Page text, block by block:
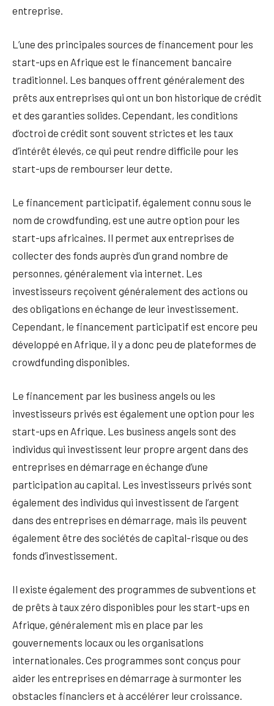
entreprise.
L’une des principales sources de financement pour les
start-ups en Afrique est le financement bancaire
traditionnel. Les banques offrent généralement des
prêts aux entreprises qui ont un bon historique de crédit
et des garanties solides. Cependant, les conditions
d’octroi de crédit sont souvent strictes et les taux
d’intérêt élevés, ce qui peut rendre difficile pour les
start-ups de rembourser leur dette.
Le financement participatif, également connu sous le
nom de crowdfunding, est une autre option pour les
start-ups africaines. Il permet aux entreprises de
collecter des fonds auprès d’un grand nombre de
personnes, généralement via internet. Les
investisseurs reçoivent généralement des actions ou
des obligations en échange de leur investissement.
Cependant, le financement participatif est encore peu
développé en Afrique, il y a donc peu de plateformes de
crowdfunding disponibles.
Le financement par les business angels ou les
investisseurs privés est également une option pour les
start-ups en Afrique. Les business angels sont des
individus qui investissent leur propre argent dans des
entreprises en démarrage en échange d’une
participation au capital. Les investisseurs privés sont
également des individus qui investissent de l’argent
dans des entreprises en démarrage, mais ils peuvent
également être des sociétés de capital-risque ou des
fonds d’investissement.
Il existe également des programmes de subventions et
de prêts à taux zéro disponibles pour les start-ups en
Afrique, généralement mis en place par les
gouvernements locaux ou les organisations
internationales. Ces programmes sont conçus pour
aider les entreprises en démarrage à surmonter les
obstacles financiers et à accélérer leur croissance.